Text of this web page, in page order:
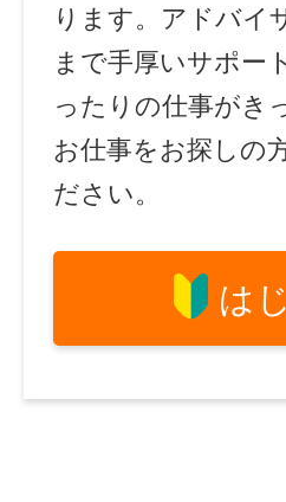
ります。アドバイ
まで手厚いサポー
ったりの仕事がき
お仕事をお探しの
ださい。
は